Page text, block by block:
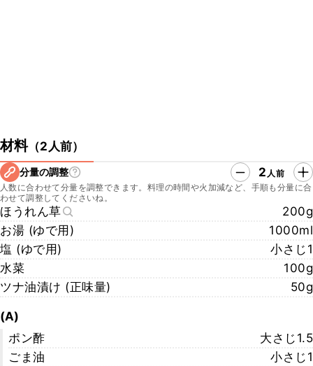
材料（2人前）
分量の調整 2 人前
人数に合わせて分量を調整できます。料理の時間や火加減など、手順も分量に合
わせて調整してくださいね。
ほうれん草
200g
お湯 (ゆで用)
1000ml
塩 (ゆで用)
小さじ1
水菜
100g
ツナ油漬け (正味量)
50g
(A)
ポン酢
大さじ1.5
ごま油
小さじ1